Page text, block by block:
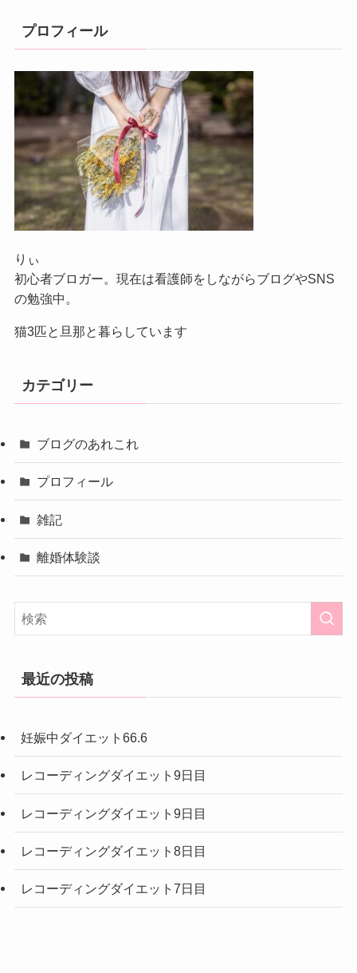
プロフィール
りぃ
初心者ブロガー。現在は看護師をしながらブログやSNS
の勉強中。
猫3匹と旦那と暮らしています
カテゴリー
ブログのあれこれ
プロフィール
雑記
離婚体験談
最近の投稿
妊娠中ダイエット66.6
レコーディングダイエット9日目
レコーディングダイエット9日目
レコーディングダイエット8日目
レコーディングダイエット7日目